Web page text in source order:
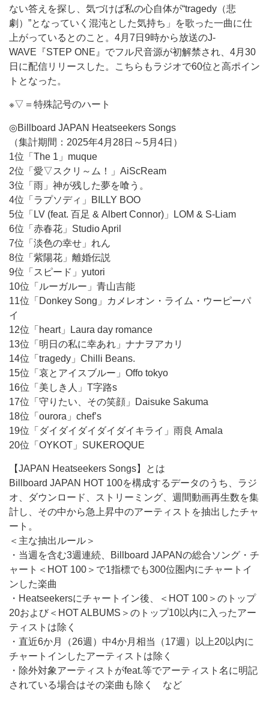
ない答えを探し、気づけば私の心自体が“tragedy（悲
劇）”となっていく混沌とした気持ち」を歌った一曲に仕
上がっているとのこと。4月7日9時から放送のJ-
WAVE『STEP ONE』でフル尺音源が初解禁され、4月30
日に配信リリースした。こちらもラジオで60位と高ポイン
トとなった。
※▽＝特殊記号のハート
◎Billboard JAPAN Heatseekers Songs
（集計期間：2025年4月28日～5月4日）
1位「The 1」muque
2位「愛▽スクリ～ム！」AiScReam
3位「雨」神が残した夢を喰う。
4位「ラプソディ」BILLY BOO
5位「LV (feat. 百足 & Albert Connor)」LOM & S-Liam
6位「赤春花」Studio April
7位「淡色の幸せ」れん
8位「紫陽花」離婚伝説
9位「スピード」yutori
10位「ルーガルー」青山吉能
11位「Donkey Song」カメレオン・ライム・ウーピーパ
イ
12位「heart」Laura day romance
13位「明日の私に幸あれ」ナナヲアカリ
14位「tragedy」Chilli Beans.
15位「哀とアイスブルー」Offo tokyo
16位「美しき人」T字路s
17位「守りたい、その笑顔」Daisuke Sakuma
18位「ourora」chef’s
19位「ダイダイダイダイダイキライ」雨良 Amala
20位「OYKOT」SUKEROQUE
【JAPAN Heatseekers Songs】とは
Billboard JAPAN HOT 100を構成するデータのうち、ラジ
オ、ダウンロード、ストリーミング、週間動画再生数を集
計し、その中から急上昇中のアーティストを抽出したチャ
ート。
＜主な抽出ルール＞
・当週を含む3週連続、Billboard JAPANの総合ソング・チ
ャート＜HOT 100＞で1指標でも300位圏内にチャートイ
ンした楽曲
・Heatseekersにチャートイン後、＜HOT 100＞のトップ
20および＜HOT ALBUMS＞のトップ10以内に入ったアー
ティストは除く
・直近6か月（26週）中4か月相当（17週）以上20以内に
チャートインしたアーティストは除く
・除外対象アーティストがfeat.等でアーティスト名に明記
されている場合はその楽曲も除く など